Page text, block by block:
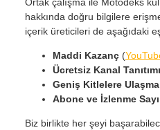
Ortak çalışma ile Motodeks
hakkında doğru bilgilere
içerik üreticileri de aşağıdaki
Maddi Kazanç(
Ücretsiz Kanal Tanıtımı
Geniş Kitlelere Ulaşma
Abone ve İzlenme
Biz birlikte her şeyi